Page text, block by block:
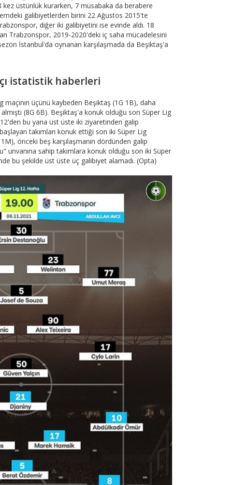
kez üstünlük kurarken, 7 müsabaka da berabere
galibiyetlerden birini 22 Ağustos 2015'te
diğer iki galibiyetini ise evinde aldı. 18
Trabzonspor, 2019-2020'deki iç saha mücadelesini
İstanbul'da oynanan karşılaşmada da Beşiktaş'a
istatistik haberleri
maçının üçünü kaybeden Beşiktaş (1G 1B), daha
(8G 6B). Beşiktaş'a konuk olduğu son Süper Lig
bu yana üst üste iki ziyaretinden galip
takımları konuk ettiği son iki Süper Lig
önceki beş karşılaşmanın dördünden galip
unvanına sahip takımlara konuk olduğu son iki Süper
bu şekilde üst üste üç galibiyet alamadı. (Opta)